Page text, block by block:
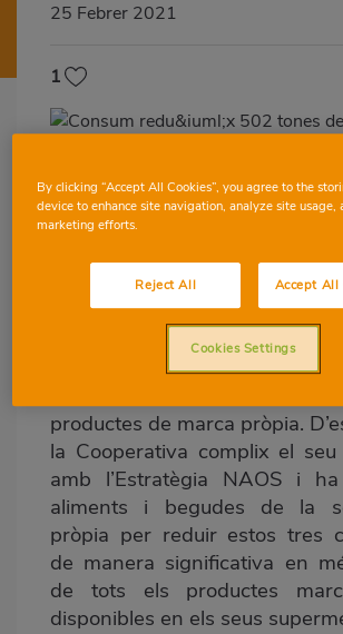
25 Febrer 2021
1
La Cooperativa complix el
amb l’Estratègia NAOS i ha
aliments i begudes de marca
reduir estos tres components
significativa
Consum ha reduït 502 tones
productes de marca pròpia.
la Cooperativa complix el seu
amb l’Estratègia NAOS i
aliments i begudes de la
pròpia per reduir estos tres
de manera significativa en
de tots els productes
disponibles en els seus
By clicking “Accept All Cookies”, you agree to the
device to enhance site navigation, analyze site usage,
marketing efforts.
Reject All Accept All
Cookies Settings